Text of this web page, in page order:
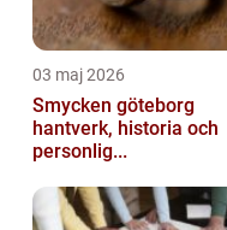
03 maj 2026
Smycken göteborg
hantverk, historia och
personlig...